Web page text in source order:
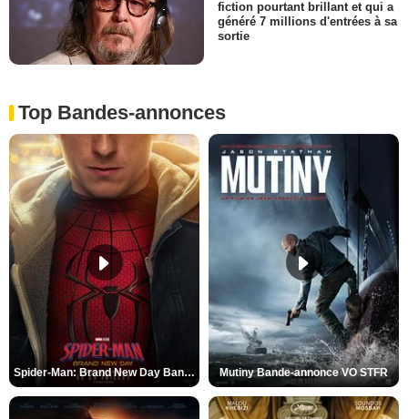
fiction pourtant brillant et qui a
généré 7 millions d'entrées à sa
sortie
Top Bandes-annonces
Spider-Man: Brand New Day Bande-annonce VO STFR Mutiny Bande-annonce VO STFR